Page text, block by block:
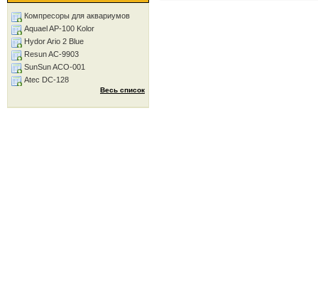
Компресоры для аквариумов
Aquael AP-100 Kolor
Hydor Ario 2 Blue
Resun AC-9903
SunSun ACO-001
Atec DC-128
Весь список